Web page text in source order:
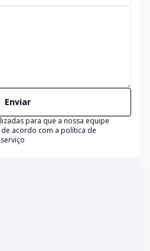
Enviar
para que a nossa equipe
acordo com a política de